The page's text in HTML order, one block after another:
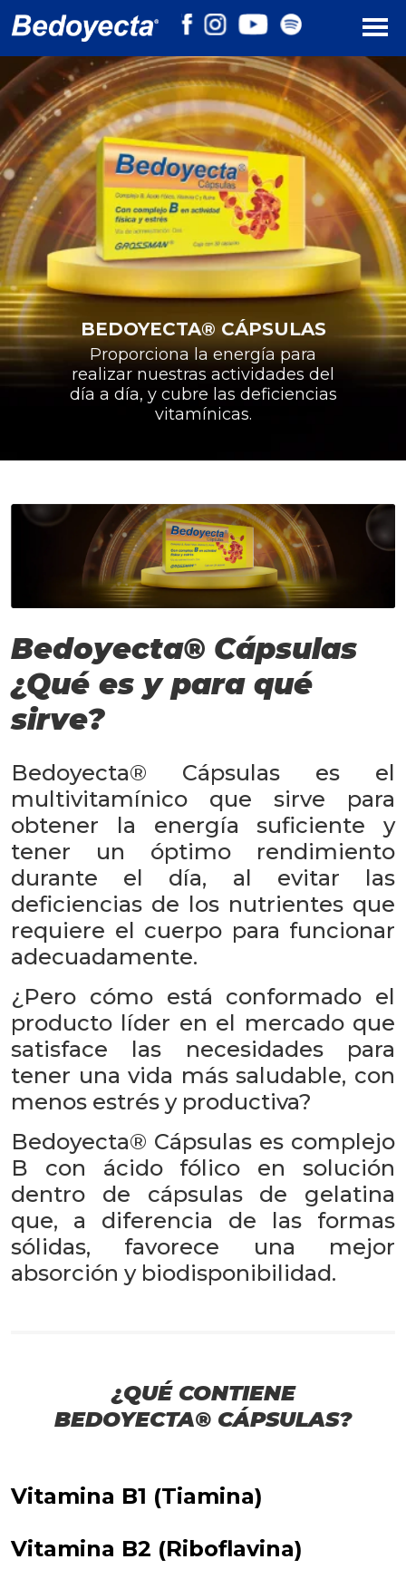
BEDOYECTA® CÁPSULAS
Proporciona la energía para
realizar nuestras actividades del
día a día, y cubre las deficiencias
vitamínicas.
Bedoyecta® Cápsulas
¿Qué es y para qué
sirve?
Bedoyecta® Cápsulas es el
multivitamínico que sirve para
obtener la energía suficiente y
tener un óptimo rendimiento
durante el día, al evitar las
deficiencias de los nutrientes que
requiere el cuerpo para funcionar
adecuadamente.
¿Pero cómo está conformado el
producto líder en el mercado que
satisface las necesidades para
tener una vida más saludable, con
menos estrés y productiva?
Bedoyecta® Cápsulas es complejo
B con ácido fólico en solución
dentro de cápsulas de gelatina
que, a diferencia de las formas
sólidas, favorece una mejor
absorción y biodisponibilidad.
¿QUÉ CONTIENE
BEDOYECTA® CÁPSULAS?
Vitamina B1 (Tiamina)
Vitamina B2 (Riboflavina)